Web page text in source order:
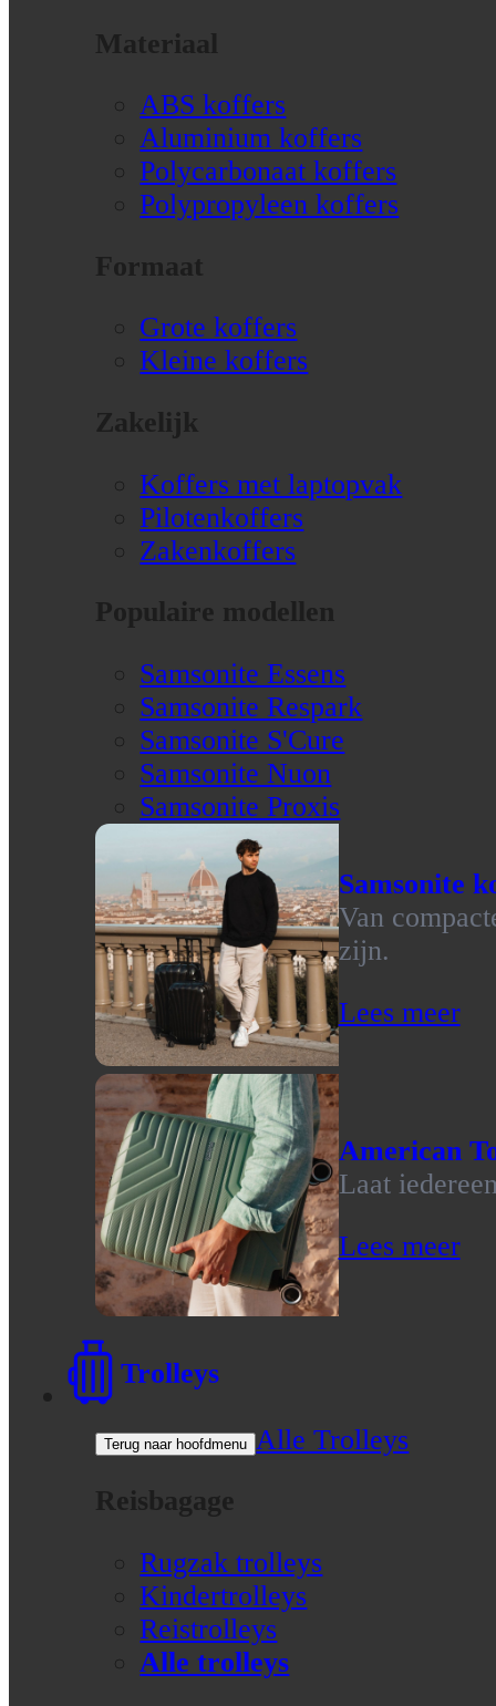
Materiaal
ABS koffers
Aluminium koffers
Polycarbonaat koffers
Polypropyleen koffers
Formaat
Grote koffers
Kleine koffers
Zakelijk
Koffers met laptopvak
Pilotenkoffers
Zakenkoffers
Populaire modellen
Samsonite Essens
Samsonite Respark
Samsonite S'Cure
Samsonite Nuon
Samsonite Proxis
Samsonite
Van
zijn.
Lees meer
American
Laat
Lees meer
Trolleys
Terug naar hoofdmenu Alle Trolleys
Reisbagage
Rugzak trolleys
Kindertrolleys
Reistrolleys
Alle trolleys